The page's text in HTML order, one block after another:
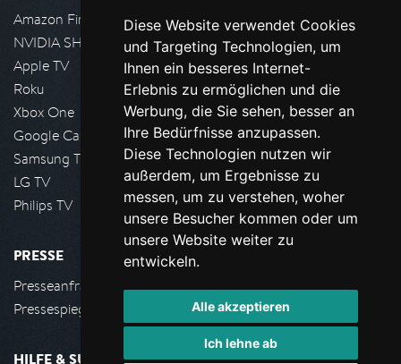
Diese Website verwendet Cookies
und Targeting Technologien, um
Ihnen ein besseres Internet-
Erlebnis zu ermöglichen und die
Werbung, die Sie sehen, besser an
Ihre Bedürfnisse anzupassen.
Diese Technologien nutzen wir
außerdem, um Ergebnisse zu
messen, um zu verstehen, woher
unsere Besucher kommen oder um
unsere Website weiter zu
entwickeln.
Alle akzeptieren
Ich lehne ab
Amazon FireTV
NVIDIA SHIELD, Google TV
Apple TV
Roku
Xbox One
Google Cast
Samsung TV
LG TV
Philips TV
PRESSE
Presseanfrage stellen
Pressespiegel
HILFE & SUPPORT